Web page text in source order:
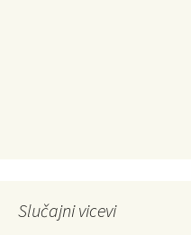
Slučajni vicevi